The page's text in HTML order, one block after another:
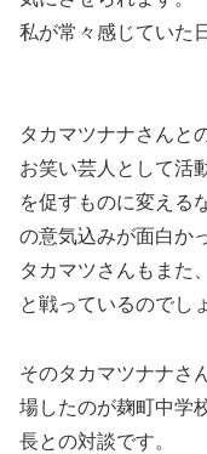
私が常々感じていた
タカマツナナさんと
お笑い芸人として活
を促すものに変える
の意気込みが面白か
タカマツさんもまた
と戦っているのでし
そのタカマツナナさ
場したのが麹町中学
長との対談です。